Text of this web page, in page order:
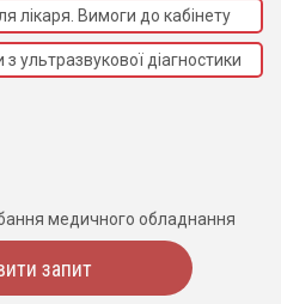
лікаря. Вимоги до кабінету
ультразвукової діагностики
медичного обладнання
запит